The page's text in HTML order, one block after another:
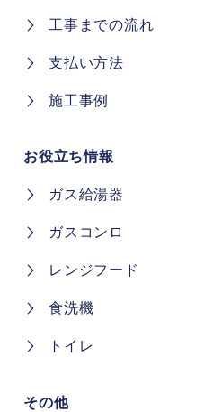
お役立ち情報
トイレ
食洗機
レンジフード
ガスコンロ
ガス給湯器
工事までの流れ
施工事例
支払い方法
その他